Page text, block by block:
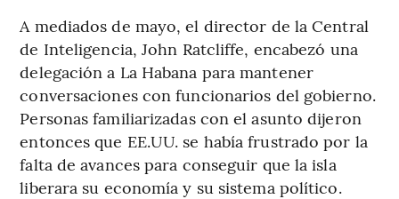
A mediados de mayo, el director de la Central
de Inteligencia, John Ratcliffe, encabezó una
delegación a La Habana para mantener
conversaciones con funcionarios del gobierno.
Personas familiarizadas con el asunto dijeron
entonces que EE.UU. se había frustrado por la
falta de avances para conseguir que la isla
liberara su economía y su sistema político.